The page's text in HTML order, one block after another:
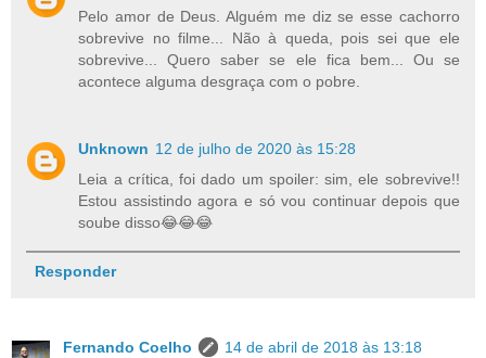
Pelo amor de Deus. Alguém me diz se esse cachorro
sobrevive no filme... Não à queda, pois sei que ele
sobrevive... Quero saber se ele fica bem... Ou se
acontece alguma desgraça com o pobre.
Unknown 12 de julho de 2020 às 15:28
Leia a crítica, foi dado um spoiler: sim, ele sobrevive!!
Estou assistindo agora e só vou continuar depois que
soube disso😂😂😂
Responder
Fernando Coelho
14 de abril de 2018 às 13:18